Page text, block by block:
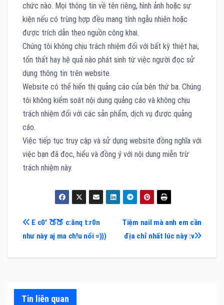
chức nào. Mọi thông tin về tên riêng, hình ảnh hoặc sự
kiện nếu có trùng hợp đều mang tính ngẫu nhiên hoặc
được trích dẫn theo nguồn công khai.
Chúng tôi không chịu trách nhiệm đối với bất kỳ thiệt hại,
tổn thất hay hệ quả nào phát sinh từ việc người đọc sử
dụng thông tin trên website.
Website có thể hiển thị quảng cáo của bên thứ ba. Chúng
tôi không kiểm soát nội dung quảng cáo và không chịu
trách nhiệm đối với các sản phẩm, dịch vụ được quảng
cáo.
Việc tiếp tục truy cập và sử dụng website đồng nghĩa với
việc bạn đã đọc, hiểu và đồng ý với nội dung miễn trừ
trách nhiệm này.
Điều
hướng
viết
Tiệm nail mà anh em cần
địa chỉ nhất lúc này :v
E c0′ 🍑🍑 c:ănq t:r0n
như này aj ma ch!u nổi =)))
Tin liên quan